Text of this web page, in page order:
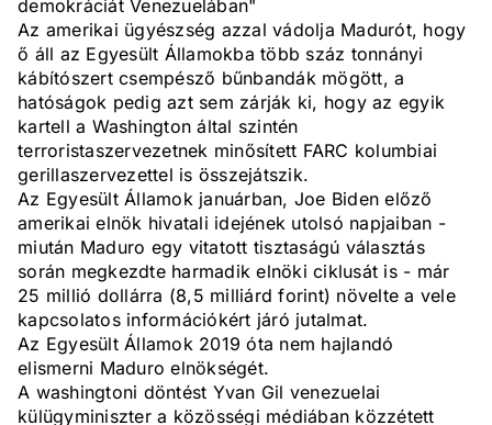
demokráciát Venezuelában"
Az amerikai ügyészség azzal vádolja Madurót, hogy
ő áll az Egyesült Államokba több száz tonnányi
kábítószert csempésző bűnbandák mögött, a
hatóságok pedig azt sem zárják ki, hogy az egyik
kartell a Washington által szintén
terroristaszervezetnek minősített FARC kolumbiai
gerillaszervezettel is összejátszik.
Az Egyesült Államok januárban, Joe Biden előző
amerikai elnök hivatali idejének utolsó napjaiban -
miután Maduro egy vitatott tisztaságú választás
során megkezdte harmadik elnöki ciklusát is - már
25 millió dollárra (8,5 milliárd forint) növelte a vele
kapcsolatos információkért járó jutalmat.
Az Egyesült Államok 2019 óta nem hajlandó
elismerni Maduro elnökségét.
A washingtoni döntést Yvan Gil venezuelai
külügyminiszter a közösségi médiában közzétett